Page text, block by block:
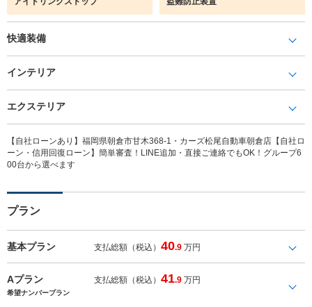
快適装備
インテリア
エクステリア
【自社ローンあり】福岡県朝倉市甘木368-1・カーズ松尾自動車朝倉店【自社ロ
ーン・信用回復ローン】簡単審査！LINE追加・直接ご連絡でもOK！グループ6
00台から選べます
プラン
基本プラン 支払総額（税込）40.9 万円
Aプラン 支払総額（税込）41.9 万円
希望ナンバープラン